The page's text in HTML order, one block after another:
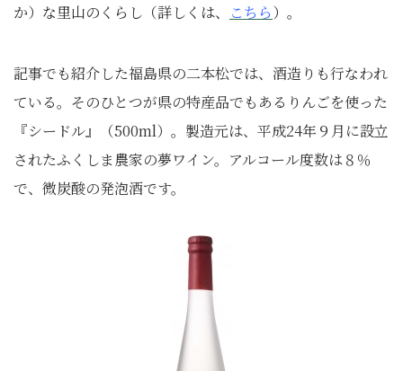
か）な里山のくらし（詳しくは、
こちら）。
記事でも紹介した福島県の二本松では、酒造りも行なわれ
ている。そのひとつが県の特産品でもあるりんごを使った
『シードル』（500ml）。製造元は、平成24年９月に設立
されたふくしま農家の夢ワイン。アルコール度数は８％
で、微炭酸の発泡酒です。